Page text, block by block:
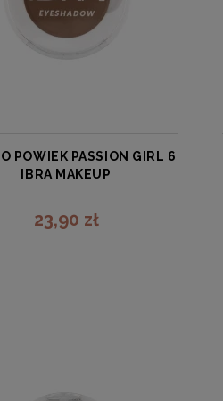
POWIEK PASSION GIRL 6
IBRA MAKEUP
IBRA
23,90 zł